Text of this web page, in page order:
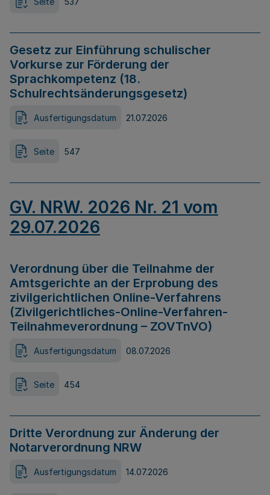
Gesetz zur Einführung schulischer
Vorkurse zur Förderung der
Sprachkompetenz (18.
Schulrechtsänderungsgesetz)
Ausfertigungsdatum 21.07.2026
Seite 547
GV. NRW. 2026 Nr. 21 vom
29.07.2026
Verordnung über die Teilnahme der
Amtsgerichte an der Erprobung des
zivilgerichtlichen Online-Verfahrens
(Zivilgerichtliches-Online-Verfahren-
Teilnahmeverordnung – ZOVTnVO)
Ausfertigungsdatum 08.07.2026
Seite 454
Dritte Verordnung zur Änderung der
Notarverordnung NRW
Ausfertigungsdatum 14.07.2026